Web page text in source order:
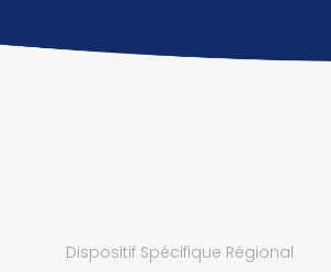
Dispositif Spécifique Régional